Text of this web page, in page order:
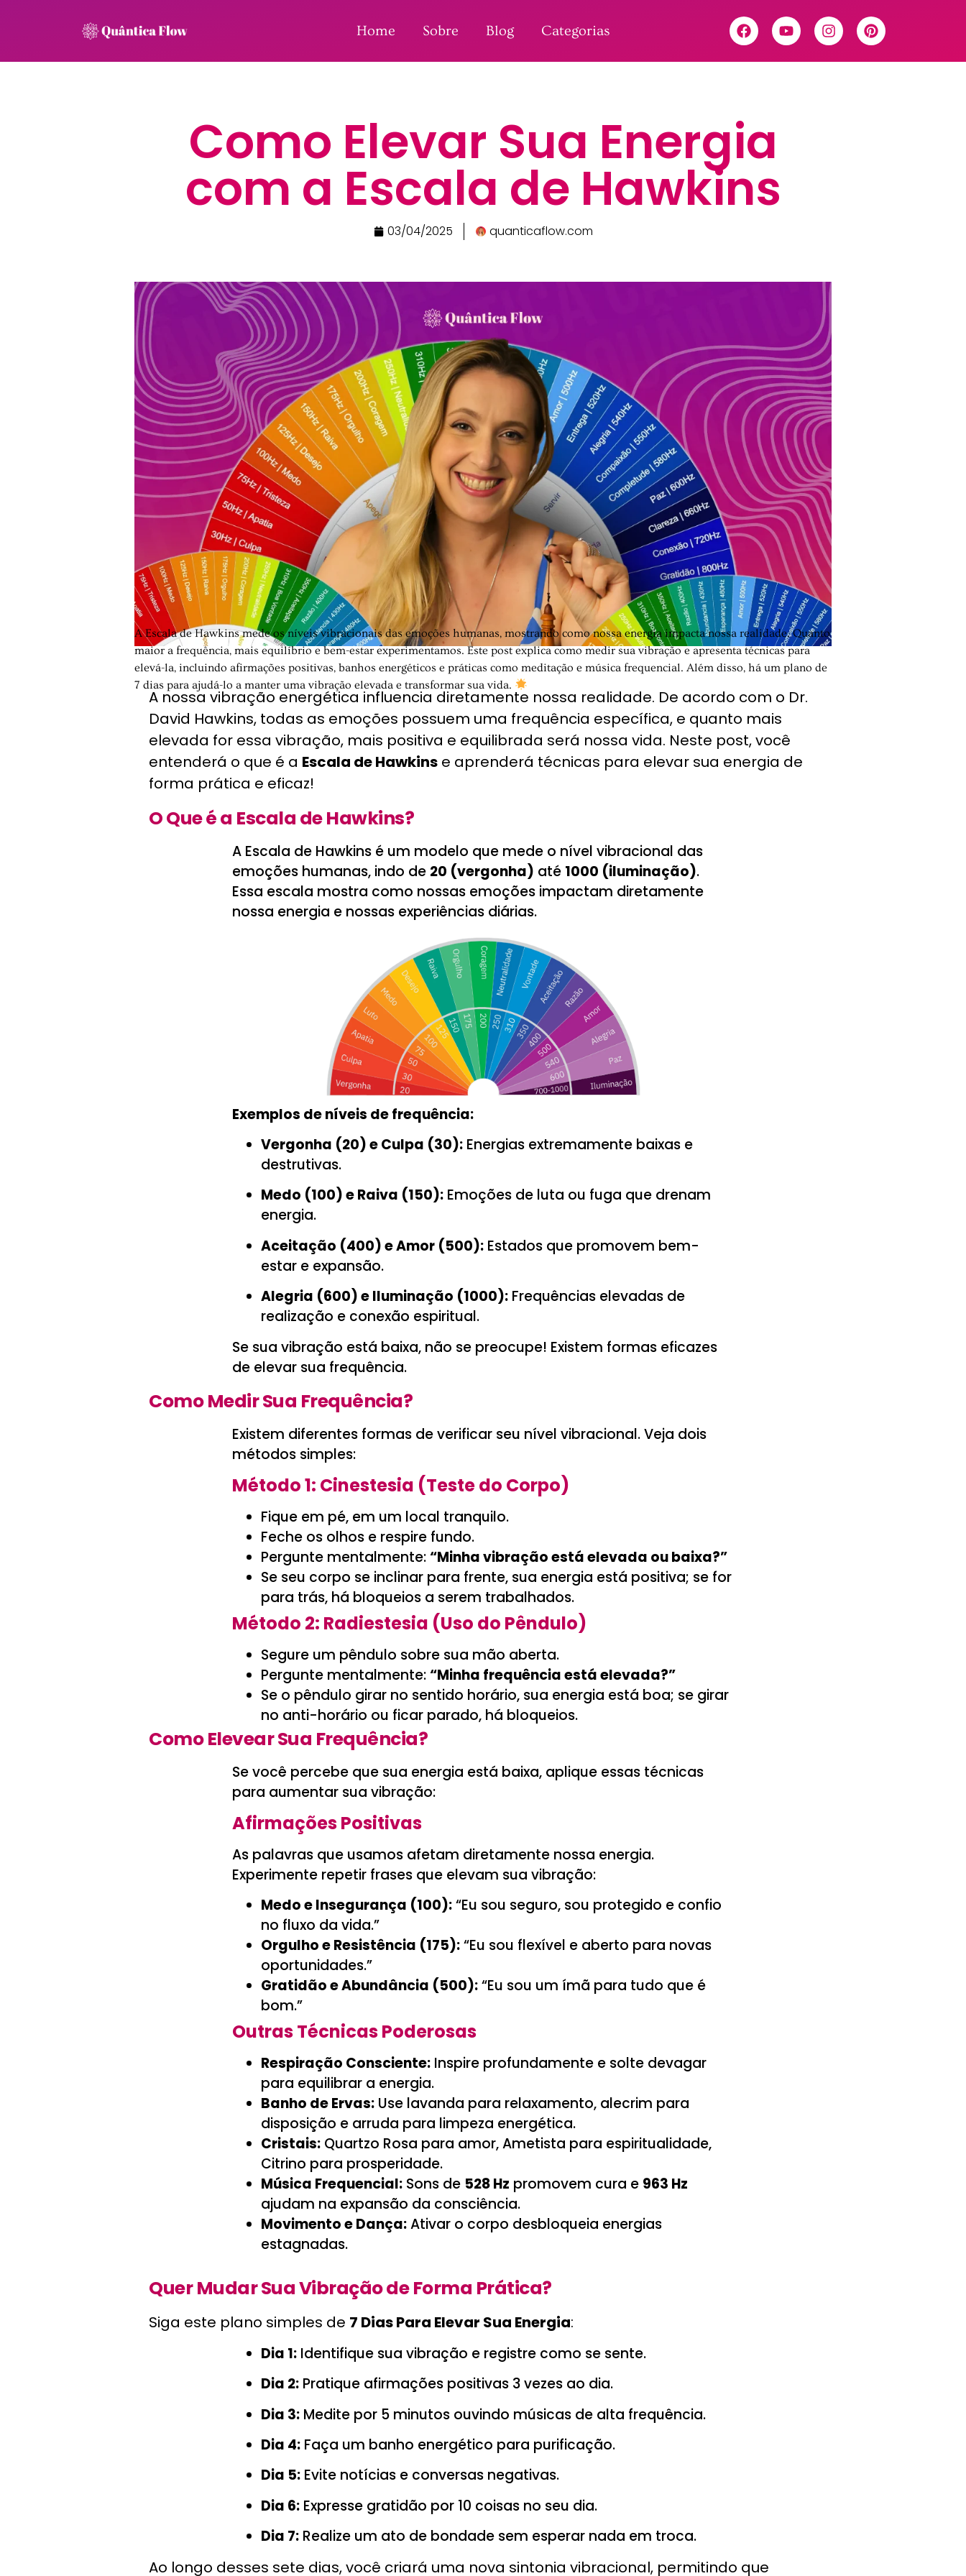
Home Sobre Blog Categorias
Como Elevar Sua Energia
com a Escala de Hawkins
03/04/2025 quanticaflow.com
A Escala de Hawkins mede os níveis vibracionais das emoções humanas, mostrando como nossa energia impacta nossa realidade. Quanto
maior a frequência, mais equilíbrio e bem-estar experimentamos. Este post explica como medir sua vibração e apresenta técnicas para
elevá-la, incluindo afirmações positivas, banhos energéticos e práticas como meditação e música frequencial. Além disso, há um plano de
7 dias para ajudá-lo a manter uma vibração elevada e transformar sua vida.
A nossa vibração energética influencia diretamente nossa realidade. De acordo com o Dr.
David Hawkins, todas as emoções possuem uma frequência específica, e quanto mais
elevada for essa vibração, mais positiva e equilibrada será nossa vida. Neste post, você
entenderá o que é a Escala de Hawkins e aprenderá técnicas para elevar sua energia de
forma prática e eficaz!
O Que é a Escala de Hawkins?
A Escala de Hawkins é um modelo que mede o nível vibracional das
emoções humanas, indo de 20 (vergonha) até 1000 (iluminação).
Essa escala mostra como nossas emoções impactam diretamente
nossa energia e nossas experiências diárias.
Exemplos de níveis de frequência:
Vergonha (20) e Culpa (30): Energias extremamente baixas e
destrutivas.
Medo (100) e Raiva (150): Emoções de luta ou fuga que drenam
energia.
Aceitação (400) e Amor (500): Estados que promovem bem-
estar e expansão.
Alegria (600) e Iluminação (1000): Frequências elevadas de
realização e conexão espiritual.
Se sua vibração está baixa, não se preocupe! Existem formas eficazes
de elevar sua frequência.
Como Medir Sua Frequência?
Existem diferentes formas de verificar seu nível vibracional. Veja dois
métodos simples:
Método 1: Cinestesia (Teste do Corpo)
Fique em pé, em um local tranquilo.
Feche os olhos e respire fundo.
Pergunte mentalmente: “Minha vibração está elevada ou baixa?”
Se seu corpo se inclinar para frente, sua energia está positiva; se for
para trás, há bloqueios a serem trabalhados.
Método 2: Radiestesia (Uso do Pêndulo)
Segure um pêndulo sobre sua mão aberta.
Pergunte mentalmente: “Minha frequência está elevada?”
Se o pêndulo girar no sentido horário, sua energia está boa; se girar
no anti-horário ou ficar parado, há bloqueios.
Como Elevear Sua Frequência?
Se você percebe que sua energia está baixa, aplique essas técnicas
para aumentar sua vibração:
Afirmações Positivas
As palavras que usamos afetam diretamente nossa energia.
Experimente repetir frases que elevam sua vibração:
Medo e Insegurança (100):“Eu sou seguro, sou protegido e confio
no fluxo da vida.”
Orgulho e Resistência (175):“Eu sou flexível e aberto para novas
oportunidades.”
Gratidão e Abundância (500):“Eu sou um ímã para tudo que é
bom.”
Outras Técnicas Poderosas
Respiração Consciente: Inspire profundamente e solte devagar
para equilibrar a energia.
Banho de Ervas: Use lavanda para relaxamento, alecrim para
disposição e arruda para limpeza energética.
Cristais: Quartzo Rosa para amor, Ametista para espiritualidade,
Citrino para prosperidade.
Música Frequencial: Sons de 528 Hz promovem cura e 963 Hz
ajudam na expansão da consciência.
Movimento e Dança:Ativar o corpo desbloqueia energias
estagnadas.
Quer Mudar Sua Vibração de Forma Prática?
Siga este plano simples de 7 Dias Para Elevar Sua Energia:
Dia 1: Identifique sua vibração e registre como se sente.
Dia 2: Pratique afirmações positivas 3 vezes ao dia.
Dia 3: Medite por 5 minutos ouvindo músicas de alta frequência.
Dia 4: Faça um banho energético para purificação.
Dia 5: Evite notícias e conversas negativas.
Dia 6: Expresse gratidão por 10 coisas no seu dia.
Dia 7: Realize um ato de bondade sem esperar nada em troca.
Ao longo desses sete dias, você criará uma nova sintonia vibracional, permitindo que